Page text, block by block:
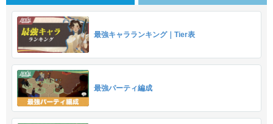
最強キャラランキング｜Tier表
最強パーティ編成